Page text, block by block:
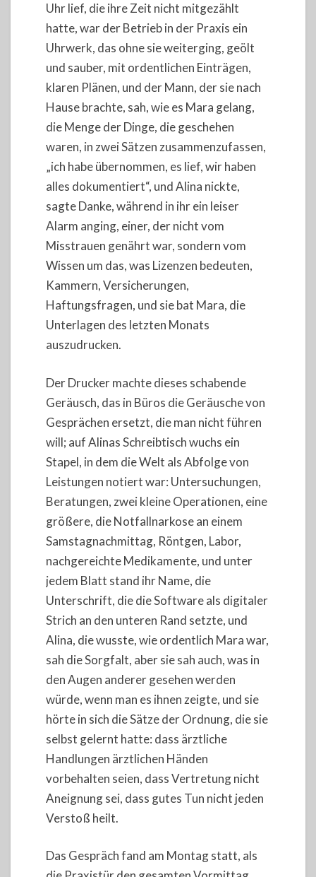
Uhr lief, die ihre Zeit nicht mitgezählt
hatte, war der Betrieb in der Praxis ein
Uhrwerk, das ohne sie weiterging, geölt
und sauber, mit ordentlichen Einträgen,
klaren Plänen, und der Mann, der sie nach
Hause brachte, sah, wie es Mara gelang,
die Menge der Dinge, die geschehen
waren, in zwei Sätzen zusammenzufassen,
„ich habe übernommen, es lief, wir haben
alles dokumentiert“, und Alina nickte,
sagte Danke, während in ihr ein leiser
Alarm anging, einer, der nicht vom
Misstrauen genährt war, sondern vom
Wissen um das, was Lizenzen bedeuten,
Kammern, Versicherungen,
Haftungsfragen, und sie bat Mara, die
Unterlagen des letzten Monats
auszudrucken.
Der Drucker machte dieses schabende
Geräusch, das in Büros die Geräusche von
Gesprächen ersetzt, die man nicht führen
will; auf Alinas Schreibtisch wuchs ein
Stapel, in dem die Welt als Abfolge von
Leistungen notiert war: Untersuchungen,
Beratungen, zwei kleine Operationen, eine
größere, die Notfallnarkose an einem
Samstagnachmittag, Röntgen, Labor,
nachgereichte Medikamente, und unter
jedem Blatt stand ihr Name, die
Unterschrift, die die Software als digitaler
Strich an den unteren Rand setzte, und
Alina, die wusste, wie ordentlich Mara war,
sah die Sorgfalt, aber sie sah auch, was in
den Augen anderer gesehen werden
würde, wenn man es ihnen zeigte, und sie
hörte in sich die Sätze der Ordnung, die sie
selbst gelernt hatte: dass ärztliche
Handlungen ärztlichen Händen
vorbehalten seien, dass Vertretung nicht
Aneignung sei, dass gutes Tun nicht jeden
Verstoß heilt.
Das Gespräch fand am Montag statt, als